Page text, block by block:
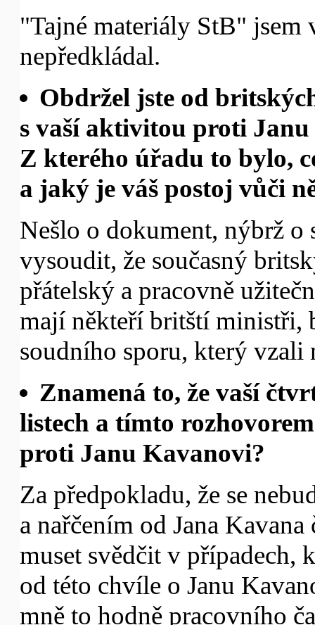
"Tajné materiály StB" jsem
nepředkládal.
Obdržel jste od
s vaší aktivitou proti
Z kterého úřadu to bylo,
a jaký je váš postoj vůči
Nešlo o dokument, nýbrž o
vysoudit, že současný
přátelský a pracovně
mají někteří britští ministři,
soudního sporu, který vzali
Znamená to, že vaší
listech a tímto
proti Janu Kavanovi?
Za předpokladu, že se
a nařčením od Jana
muset svědčit v případech,
od této chvíle o Janu
mně to hodně pracovního